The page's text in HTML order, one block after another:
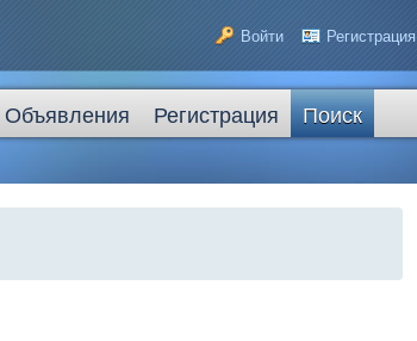
Войти Регистрация
Объявления Регистрация Поиск